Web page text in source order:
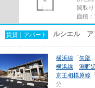
間取
面積
賃貸｜アパート ルシエル ア
横浜線 「矢部
横浜線 「淵野
京王相模原線
分